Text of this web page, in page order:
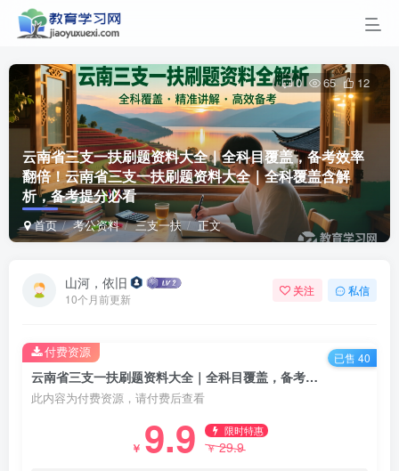
云南省三支一扶刷题资料大全｜全科目覆盖，备考效率
翻倍！云南省三支一扶刷题资料大全｜全科覆盖含解
析，备考提分必看
首页 考公资料 三支一扶 正文
0 65 12
山河，依旧
10个月前更新
关注 私信
云南省三支一扶刷题资料大全｜全科目覆盖，备考效率翻倍！云南省三支一扶刷题资料大全｜全科覆盖含解析，备考提分必看
此内容为付费资源，请付费后查看
￥ 9.9 限时特惠
￥29.9
付费资源 已售 40